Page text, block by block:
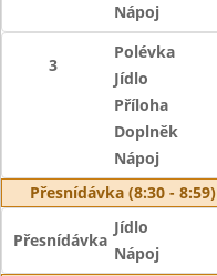
Nápoj
3
Polévka
Jídlo
Příloha
Doplněk
Nápoj
Přesnídávka (8:30 - 8:59)
Přesnídávka
Jídlo
Nápoj